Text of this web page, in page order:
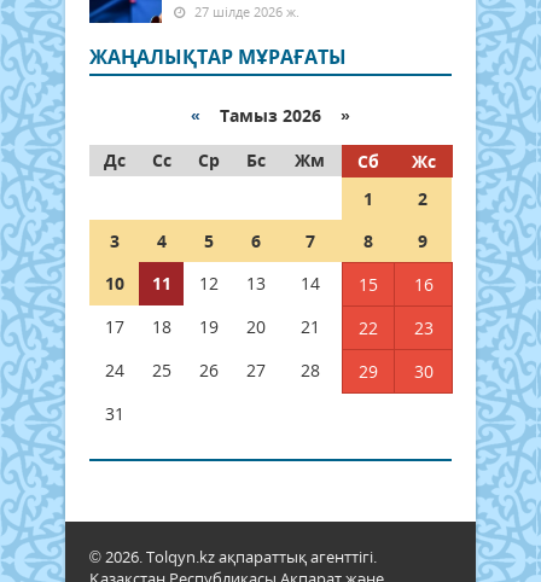
27 шілде 2026 ж.
ЖАҢАЛЫҚТАР МҰРАҒАТЫ
« Тамыз 2026 »
Дс
Сс Ср Бс Жм Сб
Жс
1
2
3
4 5 6 7 8
9
10
11 12 13 14 15
16
17
18 19 20 21 22
23
24
25 26 27 28 29
30
31
© 2026. Tolqyn.kz ақпараттық агенттігі.